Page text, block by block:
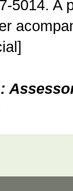
5014. A